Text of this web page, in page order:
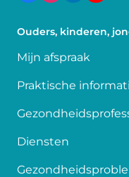
Ouders, kinderen,
Mijn afspraak
Praktische
Diensten